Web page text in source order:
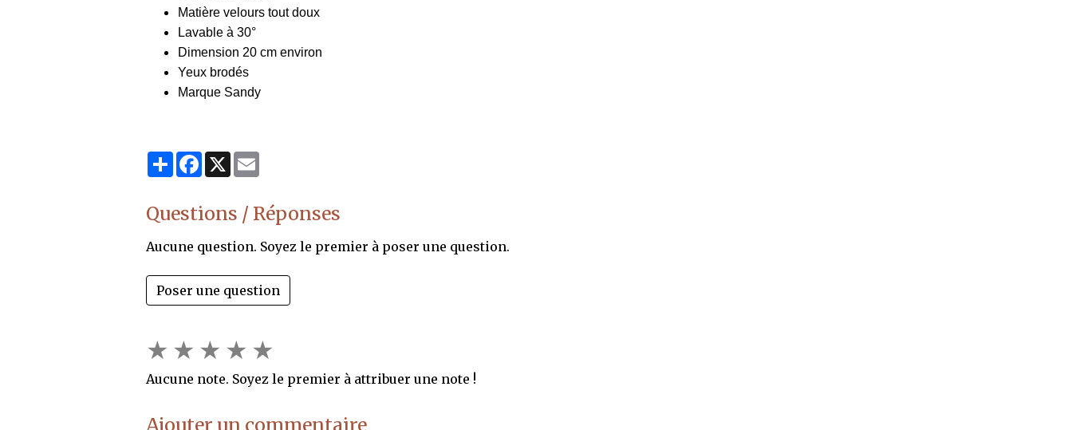
Matière velours tout doux
Lavable à 30°
Dimension 20 cm environ
Yeux brodés
Marque Sandy
PartagerFacebook
X
Questions / Réponses
Aucune question. Soyez le premier à poser une question.
Poser une question
★ ★ ★ ★ ★
Aucune note. Soyez le premier à attribuer une note !
Ajouter un commentaire